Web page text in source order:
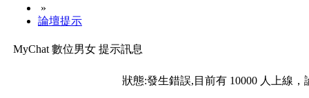
»
論壇提示
MyChat 數位男女 提示訊息
狀態:發生錯誤,目前有 10000 人上線